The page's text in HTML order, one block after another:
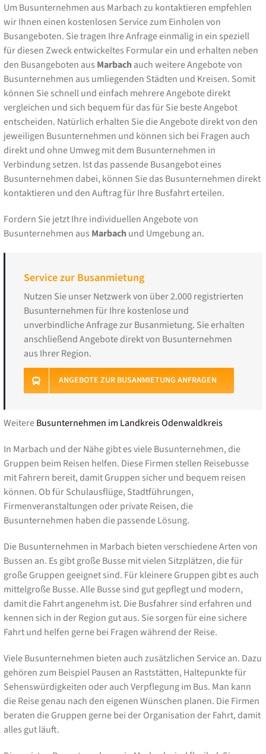
Um Busunternehmen aus Marbach zu kontaktieren empfehlen
wir Ihnen einen kostenlosen Service zum Einholen von
Busangeboten. Sie tragen Ihre Anfrage einmalig in ein speziell
für diesen Zweck entwickeltes Formular ein und erhalten neben
den Busangeboten aus Marbachauch weitere Angebote von
Busunternehmen aus umliegenden Städten und Kreisen. Somit
können Sie schnell und einfach mehrere Angebote direkt
vergleichen und sich bequem für das für Sie beste Angebot
entscheiden. Natürlich erhalten Sie die Angebote direkt von den
jeweiligen Busunternehmen und können sich bei Fragen auch
direkt und ohne Umweg mit dem Busunternehmen in
Verbindung setzen. Ist das passende Busangebot eines
Busunternehmen dabei, können Sie das Busunternehmen direkt
kontaktieren und den Auftrag für Ihre Busfahrt erteilen.
Fordern Sie jetzt Ihre individuellen Angebote von
Busunternehmen aus Marbachund Umgebung an.
Service zur Busanmietung
Nutzen Sie unser Netzwerk von über 2.000 registrierten
Busunternehmen für Ihre kostenlose und
unverbindliche Anfrage zur Busanmietung. Sie erhalten
anschließend Angebote direkt von Busunternehmen
aus Ihrer Region.
ANGEBOTE ZUR BUSANMIETUNG ANFRAGEN
WeitereBusunternehmen im Landkreis Odenwaldkreis
In Marbach und der Nähe gibt es viele Busunternehmen, die
Gruppen beim Reisen helfen. Diese Firmen stellen Reisebusse
mit Fahrern bereit, damit Gruppen sicher und bequem reisen
können. Ob für Schulausflüge, Stadtführungen,
Firmenveranstaltungen oder private Reisen, die
Busunternehmen haben die passende Lösung.
Die Busunternehmen in Marbach bieten verschiedene Arten von
Bussen an. Es gibt große Busse mit vielen Sitzplätzen, die für
große Gruppen geeignet sind. Für kleinere Gruppen gibt es auch
mittelgroße Busse. Alle Busse sind gut gepflegt und modern,
damit die Fahrt angenehm ist. Die Busfahrer sind erfahren und
kennen sich in der Region gut aus. Sie sorgen für eine sichere
Fahrt und helfen gerne bei Fragen während der Reise.
Viele Busunternehmen bieten auch zusätzlichen Service an. Dazu
gehören zum Beispiel Pausen an Raststätten, Haltepunkte für
Sehenswürdigkeiten oder auch Verpflegung im Bus. Man kann
die Reise genau nach den eigenen Wünschen planen. Die Firmen
beraten die Gruppen gerne bei der Organisation der Fahrt, damit
alles gut läuft.